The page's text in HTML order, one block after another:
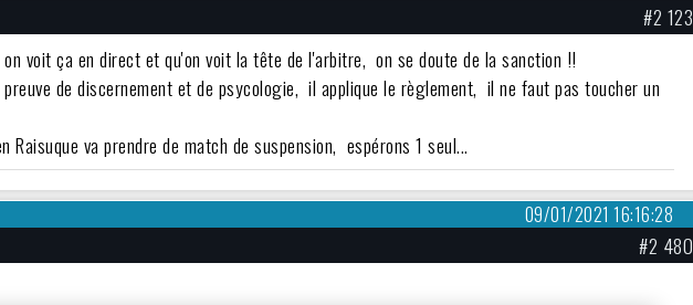
#2 123
voit ça en direct et qu'on voit la tête de l'arbitre, on se doute de la sanction !!
de discernement et de psycologie, il applique le règlement, il ne faut pas toucher un
va prendre de match de suspension, espérons 1 seul...
09/01/2021 16:16:28
#2 480